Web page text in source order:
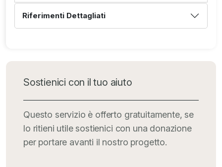
Riferimenti Dettagliati
Sostienici con il tuo aiuto
Questo servizio è offerto gratuitamente, se
lo ritieni utile sostienici con una donazione
per portare avanti il nostro progetto.